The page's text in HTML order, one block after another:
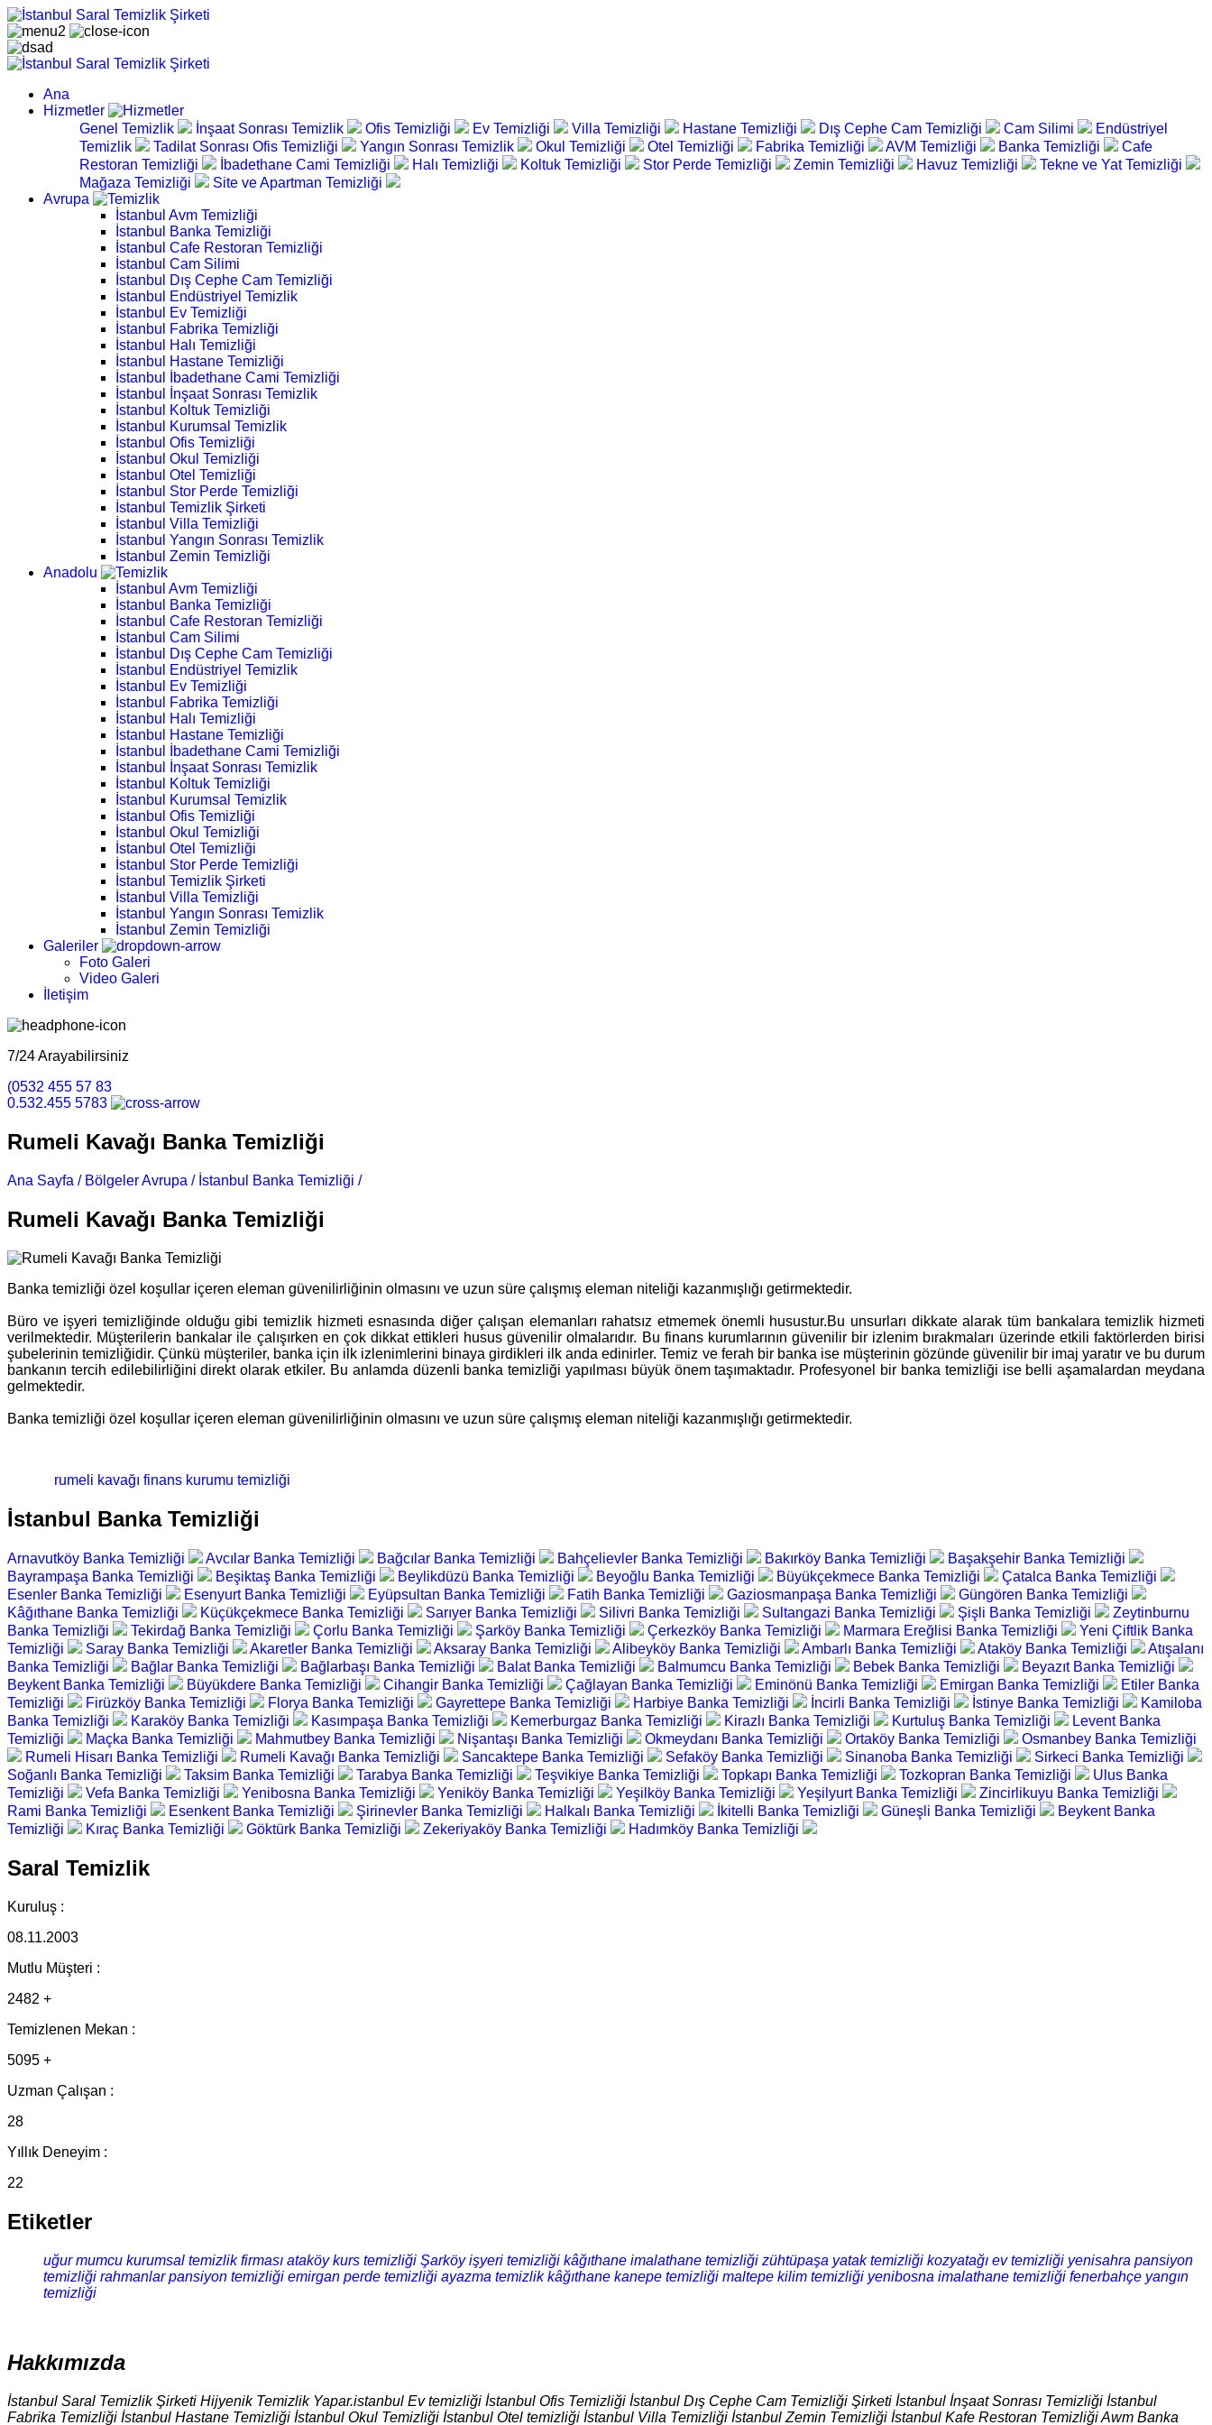
Ana
Hizmetler
Genel Temizlik
İnşaat Sonrası Temizlik Ofis Temizliği Ev Temizliği Villa Temizliği Hastane Temizliği Dış Cephe Cam Temizliği Cam Silimi
Endüstriyel
Temizlik
Tadilat Sonrası Ofis Temizliği Yangın Sonrası Temizlik Okul Temizliği Otel Temizliği Fabrika Temizliği AVM Temizliği Banka Temizliği
Cafe
Restoran Temizliği
İbadethane Cami Temizliği Halı Temizliği Koltuk Temizliği Stor Perde Temizliği Zemin Temizliği Havuz Temizliği
Tekne ve Yat Temizliği
Mağaza Temizliği
Site ve Apartman Temizliği
Avrupa
İstanbul Avm Temizliği
İstanbul Banka Temizliği
İstanbul Cafe Restoran Temizliği
İstanbul Cam Silimi
İstanbul Dış Cephe Cam Temizliği
İstanbul Endüstriyel Temizlik
İstanbul Ev Temizliği
İstanbul Fabrika Temizliği
İstanbul Halı Temizliği
İstanbul Hastane Temizliği
İstanbul İbadethane Cami Temizliği
İstanbul İnşaat Sonrası Temizlik
İstanbul Koltuk Temizliği
İstanbul Kurumsal Temizlik
İstanbul Ofis Temizliği
İstanbul Okul Temizliği
İstanbul Otel Temizliği
İstanbul Stor Perde Temizliği
İstanbul Temizlik Şirketi
İstanbul Villa Temizliği
İstanbul Yangın Sonrası Temizlik
İstanbul Zemin Temizliği
Anadolu
İstanbul Avm Temizliği
İstanbul Banka Temizliği
İstanbul Cafe Restoran Temizliği
İstanbul Cam Silimi
İstanbul Dış Cephe Cam Temizliği
İstanbul Endüstriyel Temizlik
İstanbul Ev Temizliği
İstanbul Fabrika Temizliği
İstanbul Halı Temizliği
İstanbul Hastane Temizliği
İstanbul İbadethane Cami Temizliği
İstanbul İnşaat Sonrası Temizlik
İstanbul Koltuk Temizliği
İstanbul Kurumsal Temizlik
İstanbul Ofis Temizliği
İstanbul Okul Temizliği
İstanbul Otel Temizliği
İstanbul Stor Perde Temizliği
İstanbul Temizlik Şirketi
İstanbul Villa Temizliği
İstanbul Yangın Sonrası Temizlik
İstanbul Zemin Temizliği
Galeriler
Foto Galeri
Video Galeri
İletişim
7/24 Arayabilirsiniz
(0532 455 57 83
0.532.455 5783
Rumeli Kavağı Banka Temizliği
Ana Sayfa / Bölgeler Avrupa / İstanbul Banka Temizliği /
Rumeli Kavağı Banka Temizliği
Banka temizliği özel koşullar içeren eleman güvenilirliğinin olmasını ve uzun süre çalışmış eleman niteliği kazanmışlığı getirmektedir.
Büro ve işyeri temizliğinde olduğu gibi temizlik hizmeti esnasında diğer çalışan elemanları rahatsız etmemek önemli husustur.Bu unsurları dikkate alarak tüm bankalara temizlik hizmeti
verilmektedir. Müşterilerin bankalar ile çalışırken en çok dikkat ettikleri husus güvenilir olmalarıdır. Bu finans kurumlarının güvenilir bir izlenim bırakmaları üzerinde etkili faktörlerden birisi
şubelerinin temizliğidir. Çünkü müşteriler, banka için ilk izlenimlerini binaya girdikleri ilk anda edinirler. Temiz ve ferah bir banka ise müşterinin gözünde güvenilir bir imaj yaratır ve bu durum
bankanın tercih edilebilirliğini direkt olarak etkiler. Bu anlamda düzenli banka temizliği yapılması büyük önem taşımaktadır. Profesyonel bir banka temizliği ise belli aşamalardan meydana
gelmektedir.
Banka temizliği özel koşullar içeren eleman güvenilirliğinin olmasını ve uzun süre çalışmış eleman niteliği kazanmışlığı getirmektedir.
rumeli kavağı finans kurumu temizliği
İstanbul Banka Temizliği
Arnavutköy Banka Temizliği Avcılar Banka Temizliği Bağcılar Banka Temizliği Bahçelievler Banka Temizliği Bakırköy Banka Temizliği
Başakşehir Banka Temizliği
Bayrampaşa Banka Temizliği
Beşiktaş Banka Temizliği Beylikdüzü Banka Temizliği Beyoğlu Banka Temizliği Büyükçekmece Banka Temizliği
Çatalca Banka Temizliği
Esenler Banka Temizliği
Esenyurt Banka Temizliği Eyüpsultan Banka Temizliği Fatih Banka Temizliği Gaziosmanpaşa Banka Temizliği
Güngören Banka Temizliği
Kâğıthane Banka Temizliği
Küçükçekmece Banka Temizliği Sarıyer Banka Temizliği Silivri Banka Temizliği Sultangazi Banka Temizliği Şişli Banka Temizliği
Zeytinburnu
Banka Temizliği
Tekirdağ Banka Temizliği Çorlu Banka Temizliği Şarköy Banka Temizliği Çerkezköy Banka Temizliği Marmara Ereğlisi Banka Temizliği
Yeni Çiftlik Banka
Temizliği
Saray Banka Temizliği Akaretler Banka Temizliği Aksaray Banka Temizliği Alibeyköy Banka Temizliği Ambarlı Banka Temizliği Ataköy Banka Temizliği
Atışalanı
Banka Temizliği
Bağlar Banka Temizliği Bağlarbaşı Banka Temizliği Balat Banka Temizliği Balmumcu Banka Temizliği Bebek Banka Temizliği
Beyazıt Banka Temizliği
Beykent Banka Temizliği
Büyükdere Banka Temizliği Cihangir Banka Temizliği Çağlayan Banka Temizliği Eminönü Banka Temizliği Emirgan Banka Temizliği
Etiler Banka
Temizliği
Firüzköy Banka Temizliği Florya Banka Temizliği Gayrettepe Banka Temizliği Harbiye Banka Temizliği İncirli Banka Temizliği İstinye Banka Temizliği
Kamiloba
Banka Temizliği
Karaköy Banka Temizliği Kasımpaşa Banka Temizliği Kemerburgaz Banka Temizliği Kirazlı Banka Temizliği Kurtuluş Banka Temizliği
Levent Banka
Temizliği
Maçka Banka Temizliği Mahmutbey Banka Temizliği Nişantaşı Banka Temizliği Okmeydanı Banka Temizliği Ortaköy Banka Temizliği
Osmanbey Banka Temizliği
Rumeli Hisarı Banka Temizliği
Rumeli Kavağı Banka Temizliği Sancaktepe Banka Temizliği Sefaköy Banka Temizliği Sinanoba Banka Temizliği
Sirkeci Banka Temizliği
Soğanlı Banka Temizliği
Taksim Banka Temizliği Tarabya Banka Temizliği Teşvikiye Banka Temizliği Topkapı Banka Temizliği Tozkopran Banka Temizliği
Ulus Banka
Temizliği
Vefa Banka Temizliği Yenibosna Banka Temizliği Yeniköy Banka Temizliği Yeşilköy Banka Temizliği Yeşilyurt Banka Temizliği
Zincirlikuyu Banka Temizliği
Rami Banka Temizliği
Esenkent Banka Temizliği Şirinevler Banka Temizliği Halkalı Banka Temizliği İkitelli Banka Temizliği Güneşli Banka Temizliği
Beykent Banka
Temizliği
Kıraç Banka Temizliği Göktürk Banka Temizliği Zekeriyaköy Banka Temizliği Hadımköy Banka Temizliği
Saral Temizlik
Kuruluş :
08.11.2003
Mutlu Müşteri :
2482 +
Temizlenen Mekan :
5095 +
Uzman Çalışan :
28
Yıllık Deneyim :
22
Etiketler
uğur mumcu kurumsal temizlik firması ataköy kurs temizliği Şarköy işyeri temizliği kâğıthane imalathane temizliği zühtüpaşa yatak temizliği kozyatağı ev temizliği yenisahra pansiyon
temizliği rahmanlar pansiyon temizliği emirgan perde temizliği ayazma temizlik kâğıthane kanepe temizliği maltepe kilim temizliği yenibosna imalathane temizliği fenerbahçe yangın
temizliği
Hakkımızda
İstanbul Saral Temizlik Şirketi Hijyenik Temizlik Yapar.istanbul Ev temizliği İstanbul Ofis Temizliği İstanbul Dış Cephe Cam Temizliği Şirketi İstanbul İnşaat Sonrası Temizliği İstanbul
Fabrika Temizliği İstanbul Hastane Temizliği İstanbul Okul Temizliği İstanbul Otel temizliği İstanbul Villa Temizliği İstanbul Zemin Temizliği İstanbul Kafe Restoran Temizliği Awm Banka